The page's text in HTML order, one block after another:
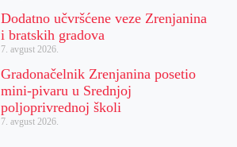
Dodatno učvršćene veze Zrenjanina
i bratskih gradova
7. avgust 2026.
Gradonačelnik Zrenjanina posetio
mini-pivaru u Srednjoj
poljoprivrednoj školi
7. avgust 2026.